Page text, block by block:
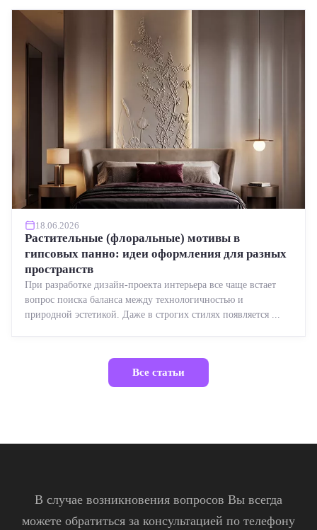
18.06.2026
Растительные (флоральные) мотивы в
гипсовых панно: идеи оформления для разных
пространств
При разработке дизайн-проекта интерьера все чаще встает
вопрос поиска баланса между технологичностью и
природной эстетикой. Даже в строгих стилях появляется ...
Все статьи
В случае возникновения вопросов Вы всегда
можете обратиться за консультацией по телефону